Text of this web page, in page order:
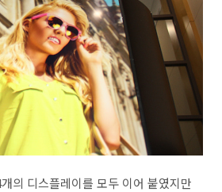
의 디스플레이를 모두 이어 붙였지만